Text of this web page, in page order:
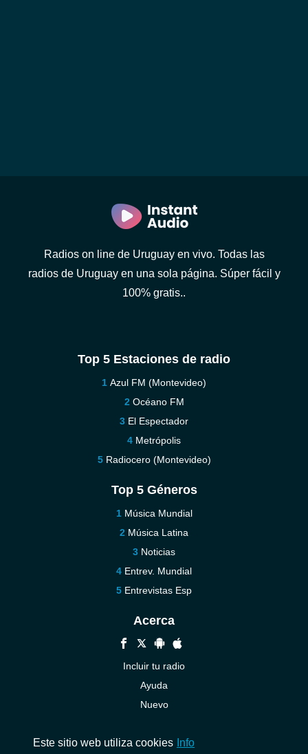
Radios on line de Uruguay en vivo. Todas las
radios de Uruguay en una sola página. Súper fácil y
100% gratis..
Top 5 Estaciones de radio
Azul FM (Montevideo)
Océano FM
El Espectador
Metrópolis
Radiocero (Montevideo)
Top 5 Géneros
Música Mundial
Música Latina
Noticias
Entrev. Mundial
Entrevistas Esp
Acerca
Incluir tu radio
Ayuda
Nuevo
Este sitio web utiliza cookies Info